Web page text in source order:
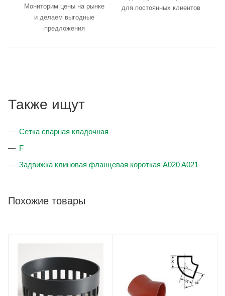
Мониторим цены на рынке
и делаем выгодные
предложения
для постоянных клиентов
Также ищут
Сетка сварная кладочная
F
Задвижка клиновая фланцевая короткая A020 A021
Похожие товары